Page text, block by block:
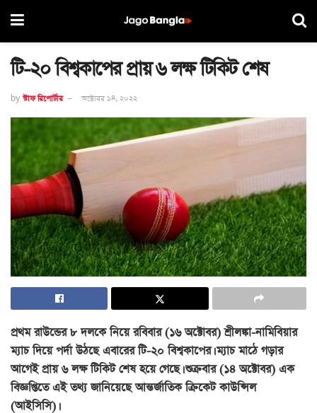
টি-২০ বিশ্বকাপের প্রায় ৬ লক্ষ টিকিট শেষ
by স্টাফ রিপোর্টার অক্টোবর ১৪, ২০২২
প্রথম রাউন্ডের ৮ দলকে নিয়ে রবিবার (১৬ অক্টোবর) শ্রীলঙ্কা-নামিবিয়ার
ম্যাচ দিয়ে পর্দা উঠছে এবারের টি-২০ বিশ্বকাপের। ম্যাচ মাঠে গড়ার
আগেই প্রায় ৬ লক্ষ টিকিট শেষ হয়ে গেছে। শুক্রবার (১৪ অক্টোবর) এক
বিজ্ঞপ্তিতে এই তথ্য জানিয়েছে আন্তর্জাতিক ক্রিকেট কাউন্সিল
(আইসিসি)।